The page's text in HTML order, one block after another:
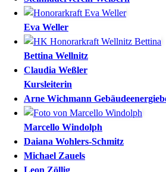
Eva Weller
Bettina Wellnitz
Claudia Weßler
Kursleiterin
Arne Wichmann
Marcello Windolph
Daiana Wohlers-Schmitz
Michael Zauels
Leon Zöllig